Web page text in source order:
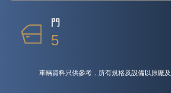
門
5
車輛資料只供參考，所有規格及設備以原廠及